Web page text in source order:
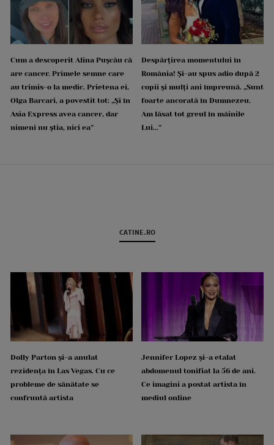
Cum a descoperit Alina Pușcău că
are cancer. Primele semne care
au trimis-o la medic. Prietena ei,
Olga Barcari, a povestit tot: „Și în
Asia Express avea cancer, dar
nimeni nu știa, nici ea”
Despărțirea momentului în
România! Și-au spus adio după 2
copii și mulți ani împreună. „Sunt
foarte ancorată în Dumnezeu.
Am lăsat tot greul în mâinile
Lui...”
CATINE.RO
Dolly Parton și-a anulat
rezidența în Las Vegas. Cu ce
probleme de sănătate se
confruntă artista
Jennifer Lopez și-a etalat
abdomenul tonifiat la 56 de ani.
Ce imagini a postat artista în
mediul online